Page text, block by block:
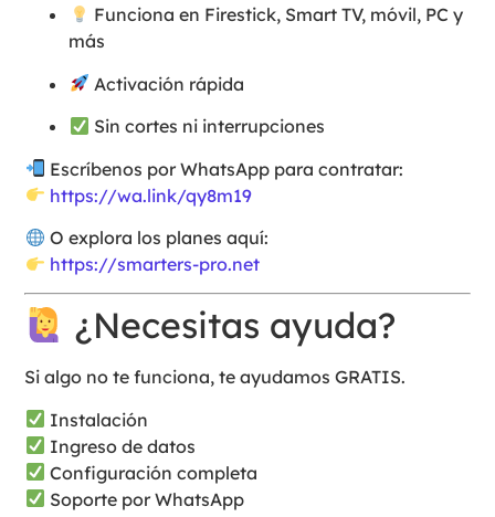
Funciona en Firestick, Smart TV, móvil, PC y
más
Activación rápida
Sin cortes ni interrupciones
Escríbenos por WhatsApp para contratar:
https://wa.link/qy8m19
O explora los planes aquí:
https://smarters-pro.net
¿Necesitas ayuda?
Si algo no te funciona, te ayudamos GRATIS.
Instalación
Ingreso de datos
Configuración completa
Soporte por WhatsApp